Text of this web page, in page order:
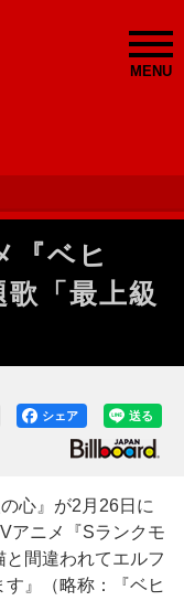
MENU
『ベヒ
「最上級
送る
シェア
心』が2月26日に
アニメ『Sランクモ
間違われてエルフ
』（略称：『ベヒ